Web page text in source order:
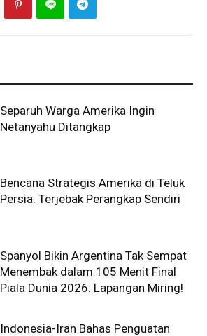
Separuh Warga Amerika Ingin
Netanyahu Ditangkap
Bencana Strategis Amerika di Teluk
Persia: Terjebak Perangkap Sendiri
Spanyol Bikin Argentina Tak Sempat
Menembak dalam 105 Menit Final
Piala Dunia 2026: Lapangan Miring!
Indonesia-Iran Bahas Penguatan